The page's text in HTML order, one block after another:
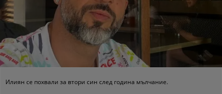
Илиян се похвали за втори син след година мълчание.